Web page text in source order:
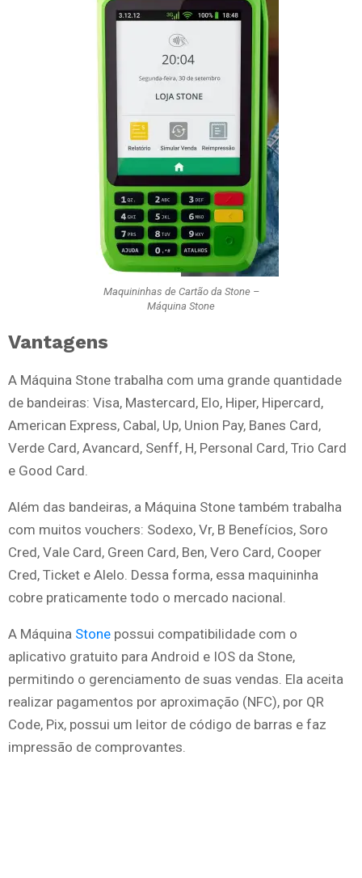
Maquininhas de Cartão da Stone –
Máquina Stone
Vantagens
A Máquina Stone trabalha com uma grande quantidade
de bandeiras: Visa, Mastercard, Elo, Hiper, Hipercard,
American Express, Cabal, Up, Union Pay, Banes Card,
Verde Card, Avancard, Senff, H, Personal Card, Trio Card
e Good Card.
Além das bandeiras, a Máquina Stone também trabalha
com muitos vouchers: Sodexo, Vr, B Benefícios, Soro
Cred, Vale Card, Green Card, Ben, Vero Card, Cooper
Cred, Ticket e Alelo. Dessa forma, essa maquininha
cobre praticamente todo o mercado nacional.
A Máquina Stone possui compatibilidade com o
aplicativo gratuito para Android e IOS da Stone,
permitindo o gerenciamento de suas vendas. Ela aceita
realizar pagamentos por aproximação (NFC), por QR
Code, Pix, possui um leitor de código de barras e faz
impressão de comprovantes.